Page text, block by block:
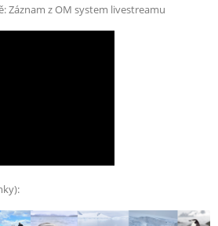
Záznam z OM system livestreamu